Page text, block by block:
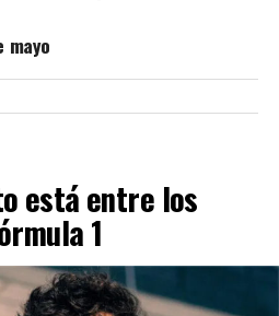
mayo
está entre los
1